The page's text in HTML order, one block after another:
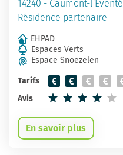
14240 - Caumont-l'Éventé
Résidence partenaire
EHPAD
Espaces Verts
Espace Snoezelen
Tarifs
Avis
En savoir plus